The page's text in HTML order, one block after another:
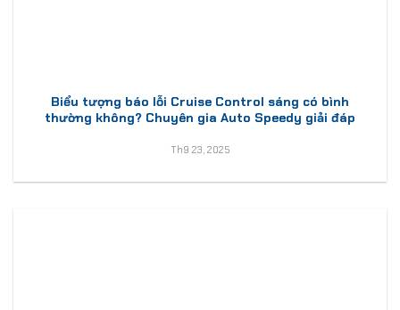
Biểu tượng báo lỗi Cruise Control sáng có bình
thường không? Chuyên gia Auto Speedy giải đáp
Th9 23, 2025